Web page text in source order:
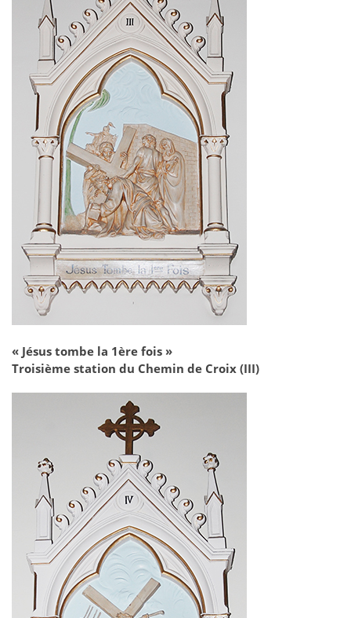
« Jésus tombe la 1ère fois »
Troisième station du Chemin de Croix (III)